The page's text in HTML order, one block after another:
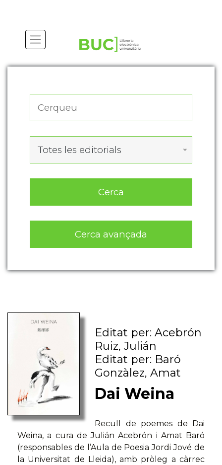
Totes les editorials
Cerca
Cerca avançada
Editat per: Acebrón
Ruiz, Julián
Editat per: Baró
Gonzàlez, Amat
Dai Weina
Recull de poemes de Dai
Weina, a cura de Julián Acebrón i Amat Baró
(responsables de l’Aula de Poesia Jordi Jové de
la Universitat de Lleida), amb pròleg a càrrec